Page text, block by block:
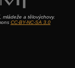
mládeže a tělovýchovy.
CC-BY-NC-SA 3.0